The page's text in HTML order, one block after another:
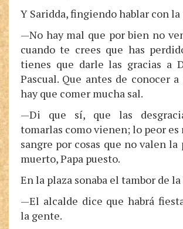
Y Saridda, fingiendo hablar con
—No hay mal que por bien no
cuando te crees que has
tienes que darle las gracias a
Pascual. Que antes de conocer
hay que comer mucha sal.
—Di que sí, que las
tomarlas como vienen; lo peor
sangre por cosas que no valen la
muerto, Papa puesto.
En la plaza sonaba el tambor de la
—El alcalde dice que habrá
la gente.